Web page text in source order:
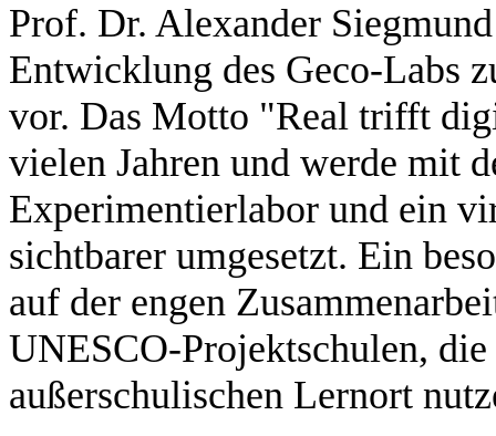
Prof. Dr. Alexander
Entwicklung des Geco-Labs
vor. Das Motto "Real trifft
vielen Jahren und werde mit
Experimentierlabor und ein
sichtbarer umgesetzt. Ein
auf der engen
UNESCO-Projektschulen,
außerschulischen Lernort